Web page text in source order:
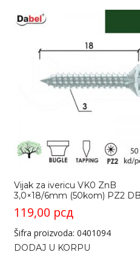
Vijak za ivericu VK0 ZnB
3,0×18/6mm (50kom) PZ2
119,00 рсд
Šifra proizvoda: 0401094
DODAJ U KORPU